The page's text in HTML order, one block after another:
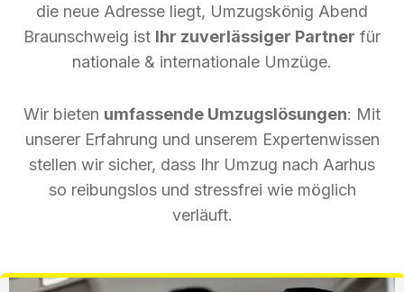
die neue Adresse liegt, Umzugskönig Abend
Braunschweig ist Ihr zuverlässiger Partner für
nationale & internationale Umzüge.
Wir bieten umfassende Umzugslösungen: Mit
unserer Erfahrung und unserem Expertenwissen
stellen wir sicher, dass Ihr Umzug nach Aarhus
so reibungslos und stressfrei wie möglich
verläuft.